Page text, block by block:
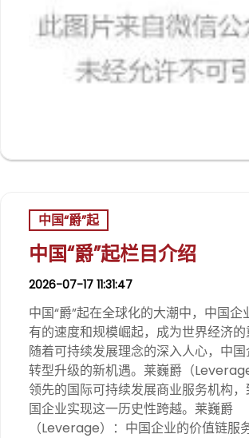
中国“爵”起
中国“爵”起栏目介绍
2026-07-17 11:31:47
中国“爵”起在全球化的大潮中，中国企
有的速度和规模崛起，成为世界经济的
随着可持续发展理念的深入人心，中
转型升级的新机遇。莱巍爵（
领先的国际可持续发展商业服务机构
国企业实现这一历史性跨越。莱巍爵
（Leverage）：中国企业的价值链服